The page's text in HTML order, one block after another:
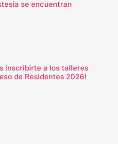
se encuentran
inscribirte a los talleres
de Residentes 2026!